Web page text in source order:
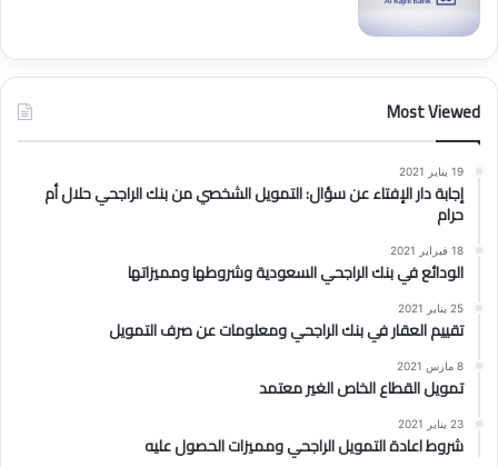
Most Viewed
19 يناير 2021
إجابة دار الإفتاء عن سؤال: التمويل الشخصي من بنك الراجحي حلال أم
حرام
18 فبراير 2021
الودائع في بنك الراجحي السعودية وشروطها ومميزاتها
25 يناير 2021
تقييم العقار في بنك الراجحي ومعلومات عن صرف التمويل
8 مارس 2021
تمويل القطاع الخاص الغير معتمد
23 يناير 2021
شروط اعادة التمويل الراجحي ومميزات الحصول عليه